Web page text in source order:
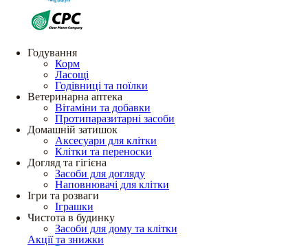
Годування
Корм
Ласощі
Годівниці та поїлки
Ветеринарна аптека
Вітаміни та добавки
Протипаразитарні засоби
Домашній затишок
Аксесуари для клітки
Клітки та переноски
Догляд та гігієна
Засоби для догляду
Наповнювачі для клітки
Ігри та розваги
Іграшки
Чистота в будинку
Засоби для дому та клітки
Акції та знижки